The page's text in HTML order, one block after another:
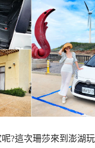
?這次珊莎來到澎湖